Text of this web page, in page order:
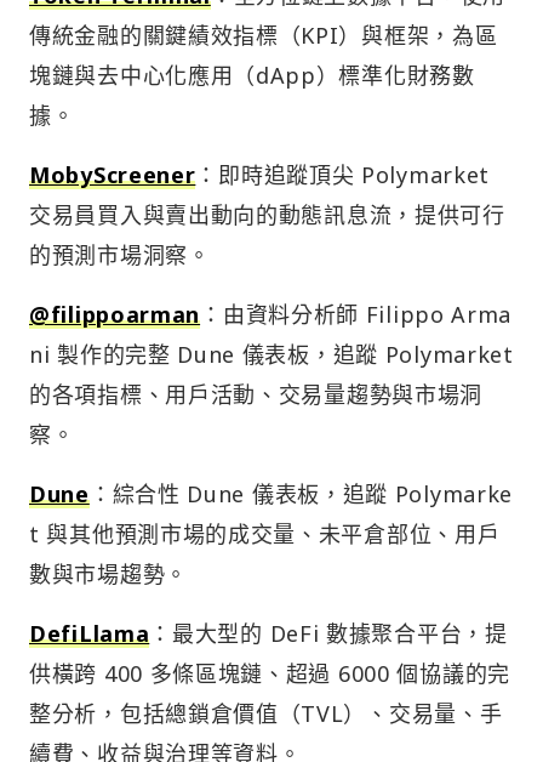
傳統金融的關鍵績效指標（KPI）與框架，為區
塊鏈與去中心化應用（dApp）標準化財務數
據。
MobyScreener ：即時追蹤頂尖 Polymarket
交易員買入與賣出動向的動態訊息流，提供可行
的預測市場洞察。
@filippoarman ：由資料分析師 Filippo Arma
ni 製作的完整 Dune 儀表板，追蹤 Polymarket
的各項指標、用戶活動、交易量趨勢與市場洞
察。
Dune：綜合性 Dune 儀表板，追蹤 Polymarke
t 與其他預測市場的成交量、未平倉部位、用戶
數與市場趨勢。
DefiLlama ：最大型的 DeFi 數據聚合平台，提
供橫跨 400 多條區塊鏈、超過 6000 個協議的完
整分析，包括總鎖倉價值（TVL）、交易量、手
續費、收益與治理等資料。